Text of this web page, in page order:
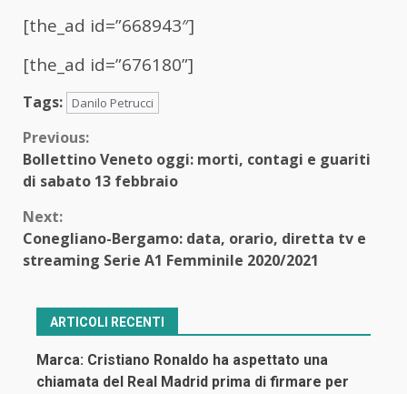
[the_ad id=”668943″]
[the_ad id=”676180”]
Tags: Danilo Petrucci
Continue
Reading
Previous:
Bollettino Veneto oggi: morti, contagi e guariti
di sabato 13 febbraio
Next:
Conegliano-Bergamo: data, orario, diretta tv e
streaming Serie A1 Femminile 2020/2021
ARTICOLI RECENTI
Marca: Cristiano Ronaldo ha aspettato una
chiamata del Real Madrid prima di firmare per